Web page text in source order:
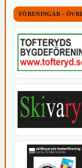
FÖRENINGAR -